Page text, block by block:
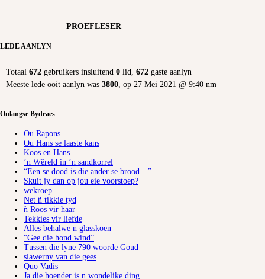
PROEFLESER
LEDE AANLYN
Totaal 672 gebruikers insluitend 0 lid, 672 gaste aanlyn
Meeste lede ooit aanlyn was 3800, op 27 Mei 2021 @ 9:40 nm
Onlangse Bydraes
Ou Rapons
Ou Hans se laaste kans
Koos en Hans
’n Wêreld in ’n sandkorrel
“Een se dood is die ander se brood…”
Skuit jy dan op jou eie voorstoep?
wekroep
Net ñ tikkie tyd
ñ Roos vir haar
Tekkies vir liefde
Alles behalwe n glasskoen
“Gee die hond wind”
Tussen die lyne 790 woorde Goud
slawerny van die gees
Quo Vadis
Ja die hoender is n wondelike ding